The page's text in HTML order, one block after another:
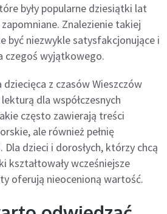
były popularne dziesiątki lat
Znalezienie takiej
być niezwykle satysfakcjonujące i
czegoś wyjątkowego.
z czasów Wieszczów
dla współczesnych
często zawierają treści
ale również pełnię
dzieci i dorosłych, którzy chcą
kształtowały wcześniejsze
oferują nieocenioną wartość.